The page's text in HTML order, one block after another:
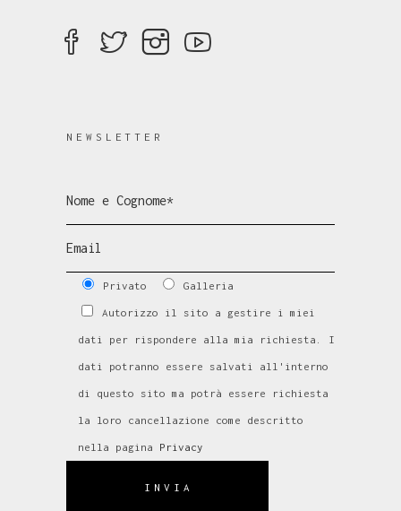
NEWSLETTER
Privato Galleria
Autorizzo il sito a gestire i miei
dati per rispondere alla mia richiesta. I
dati potranno essere salvati all'interno
di questo sito ma potrà essere richiesta
la loro cancellazione come descritto
nella pagina Privacy
INVIA